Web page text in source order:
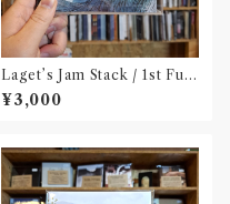
Laget’s Jam Stack / 1st Full
Album『有限の中の永遠』(CD)
¥3,000